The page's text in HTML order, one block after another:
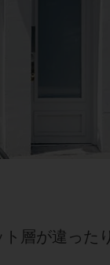
層が違った